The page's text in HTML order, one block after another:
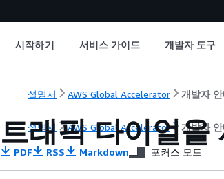
시작하기 서비스 가이드 개발자 도구
설명서 AWS Global Accelerator 개발자
설명서 AWS Global Accelerator 개발자 안
트래픽 다이얼을
PDF RSS Markdown 포커스 모드